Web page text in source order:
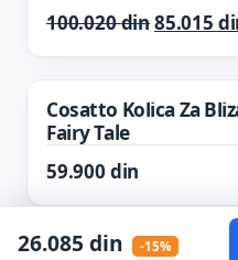
100.020dinOriginal
85.015
Cosatto Kolica Za
Fairy Tale
59.900 din
26.085 din -15%